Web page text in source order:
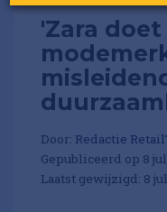
'Zara
Door: Redactie
Gepubliceerd op 8
Laatst gewijzigd: 8